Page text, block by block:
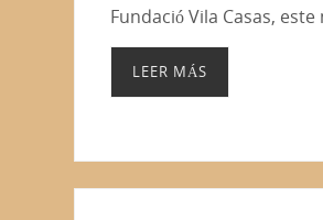
Fundació Vila Casas,
LEER MÁS